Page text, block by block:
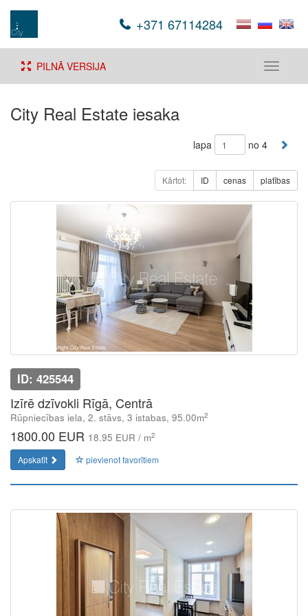
+371 67114284
Toggle
PILNĀ VERSIJA
City Real Estate iesaka
lapa no 4
Kārtot: ID cenas platības
ID: 425544
Izīrē dzīvokli Rīgā, Centrā
Rūpniecības iela, 2. stāvs, 3 istabas, 95.00m2
1800.00 EUR 18.95 EUR / m2
Apskatīt pievienot favorītiem